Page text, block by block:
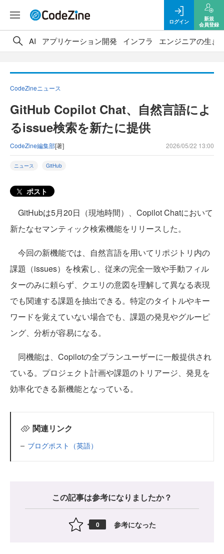
ログイン
新規
会員登録
AI アプリケーション開発 インフラ エンジニアの生き
CodeZineニュース
GitHub Copilot Chat、自然言語によ
るissue検索を新たに提供
CodeZine編集部[著] 2026/05/22 13:00
ニュース GitHub
ポスト
GitHubは5月20日（現地時間）、Copilot Chatにおいて
新たなセマンティック検索機能をリリースした。
今回の新機能では、自然言語を用いてリポジトリ内の
課題（issues）を検索し、従来の完全一致や手動フィル
ターのみに頼らず、クエリの意図を理解して異なる表現
でも関連する課題を抽出できる。特定のタイトルやキー
ワードを覚えていない場合でも、課題の発見やグルーピ
ング、分析が容易になる。
同機能は、Copilotの全プランユーザーに一般提供され
ている。プロジェクト計画や課題のトリアージ、発見を
効率化できる新機能となっている。
関連リンク
ブログポスト（英語）
この記事は参考になりましたか？
0 参考になった